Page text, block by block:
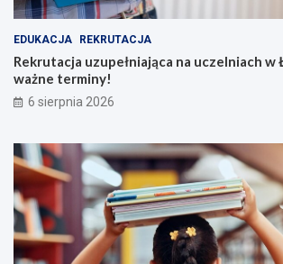
EDUKACJA REKRUTACJA
Rekrutacja uzupełniająca na uczelniach w
ważne terminy!
6 sierpnia 2026